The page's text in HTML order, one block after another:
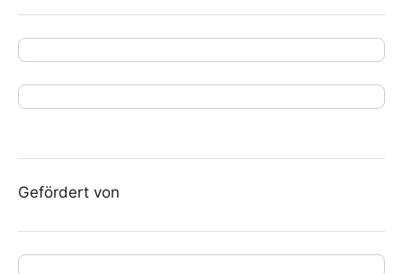
Gefördert von